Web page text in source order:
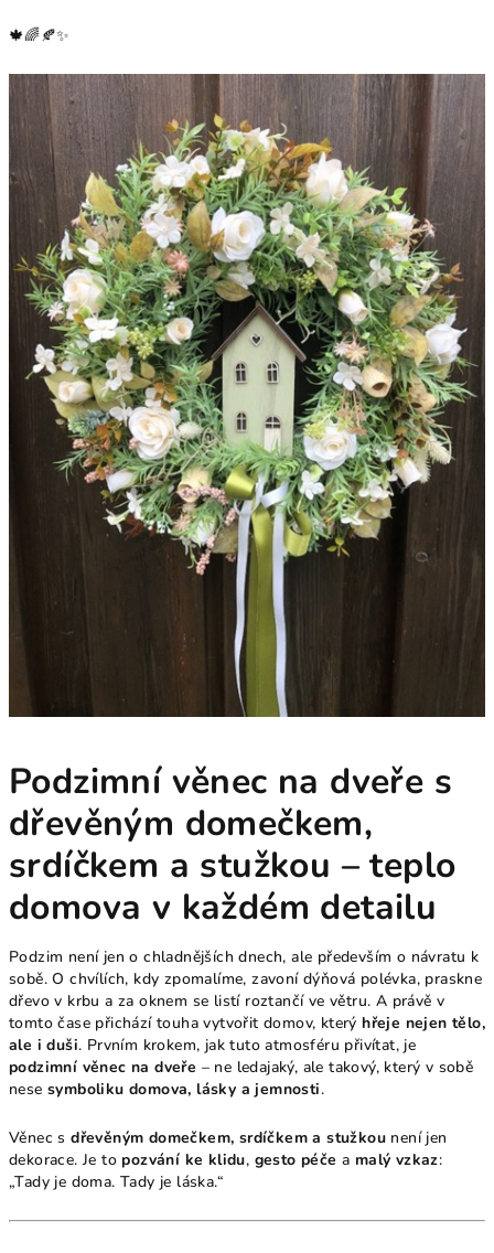
🍁🌈🍂✨
Podzimní věnec na dveře s
dřevěným domečkem,
srdíčkem a stužkou – teplo
domova v každém detailu
Podzim není jen o chladnějších dnech, ale především o návratu k
sobě. O chvílích, kdy zpomalíme, zavoní dýňová polévka, praskne
dřevo v krbu a za oknem se listí roztančí ve větru. A právě v
tomto čase přichází touha vytvořit domov, který hřeje nejen tělo,
ale i duši. Prvním krokem, jak tuto atmosféru přivítat, je
podzimní věnec na dveře – ne ledajaký, ale takový, který v sobě
nese symboliku domova, lásky a jemnosti.
Věnec sdřevěným domečkem, srdíčkem a stužkou není jen
dekorace. Je to pozvání ke klidu, gesto péče a malý vzkaz:
„Tady je doma. Tady je láska.“